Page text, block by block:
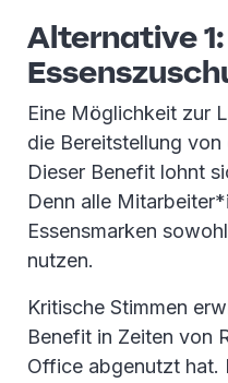
Alternative 1:
Eine Möglichkeit zur
die Bereitstellung von
Dieser Benefit lohnt
Denn alle
Essensmarken
nutzen.
Kritische Stimmen
Benefit in Zeiten von
Office abgenutzt hat.